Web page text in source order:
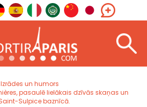
Izrādes un humors
pasaulē lielākais dzīvās skaņas un
Sulpice baznīcā.